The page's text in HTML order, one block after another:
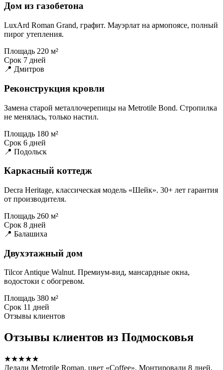
Дом из газобетона
LuxArd Roman Grand, графит. Мауэрлат на армопоясе, полный
пирог утепления.
Площадь 220 м²
Срок 7 дней
📍 Дмитров
Реконструкция кровли
Замена старой металлочерепицы на Metrotile Bond. Стропилка
не менялась, только настил.
Площадь 180 м²
Срок 6 дней
📍 Подольск
Каркасный коттедж
Decra Heritage, классическая модель «Шейк». 30+ лет гарантия
от производителя.
Площадь 260 м²
Срок 8 дней
📍 Балашиха
Двухэтажный дом
Tilcor Antique Walnut. Премиум-вид, мансардные окна,
водостоки с обогревом.
Площадь 380 м²
Срок 11 дней
Отзывы клиентов
Отзывы клиентов из Подмосковья
★★★★★
Делали Metrotile Roman, цвет «Coffee». Монтировали 8 дней,